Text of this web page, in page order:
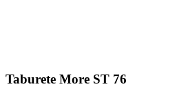
Taburete More ST 76